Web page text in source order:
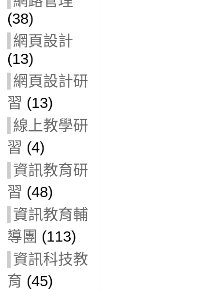
(38)
網頁設計
(13)
網頁設計研
習 (13)
線上教學研
習 (4)
資訊教育研
習 (48)
資訊教育輔
導團 (113)
資訊科技教
育 (45)